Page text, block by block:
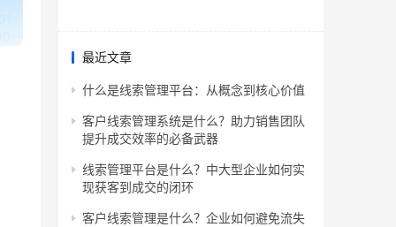
最近文章
什么是线索管理平台：从概念到核心价值
客户线索管理系统是什么？助力销售团队
提升成交效率的必备武器
线索管理平台是什么？中大型企业如何实
现获客到成交的闭环
客户线索管理是什么？企业如何避免流失